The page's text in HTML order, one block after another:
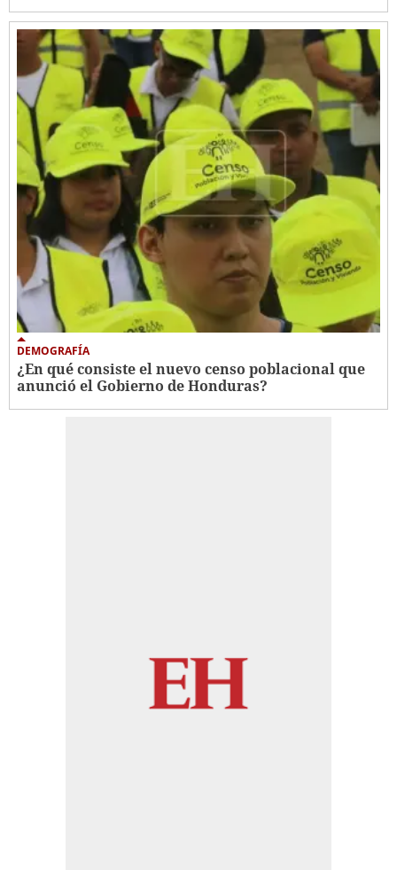
DEMOGRAFÍA
¿En qué consiste el nuevo censo poblacional que
anunció el Gobierno de Honduras?